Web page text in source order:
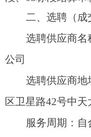
二、 选聘（成
选聘供应商名
公司
选聘供应商地
区卫星路42号中天
服务周期：